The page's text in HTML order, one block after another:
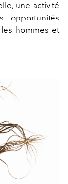
une activité
hommes et